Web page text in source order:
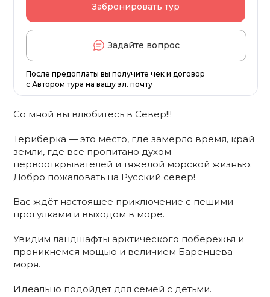
Со мной вы влюбитесь в Север!!!
Териберка — это место, где замерло время, край
земли, где все пропитано духом
первооткрывателей и тяжелой морской жизнью.
Добро пожаловать на Русский север!
Вас ждёт настоящее приключение с пешими
прогулками и выходом в море.
Увидим ландшафты арктического побережья и
проникнемся мощью и величием Баренцева
моря.
Идеально подойдет для семей с детьми.
Забронировать тур
Задайте вопрос
После предоплаты вы получите чек и договор
с Автором тура на вашу эл. почту